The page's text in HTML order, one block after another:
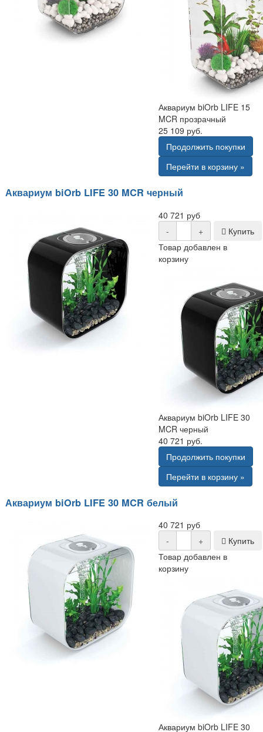
Аквариум biOrb LIFE 15
MCR прозрачный
25 109 руб.
Продолжить покупки
Перейти в корзину »
Аквариум biOrb LIFE 30 MCR черный
40 721 руб
-
+
Купить
Товар добавлен в
корзину
Аквариум biOrb LIFE 30
MCR черный
40 721 руб.
Продолжить покупки
Перейти в корзину »
Аквариум biOrb LIFE 30 MCR белый
40 721 руб
-
+
Купить
Товар добавлен в
корзину
Аквариум biOrb LIFE 30